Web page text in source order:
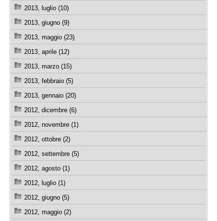
2013, luglio (10)
2013, giugno (9)
2013, maggio (23)
2013, aprile (12)
2013, marzo (15)
2013, febbraio (5)
2013, gennaio (20)
2012, dicembre (6)
2012, novembre (1)
2012, ottobre (2)
2012, settembre (5)
2012, agosto (1)
2012, luglio (1)
2012, giugno (5)
2012, maggio (2)